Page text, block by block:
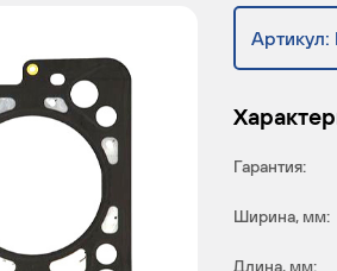
Артикул:
Гарантия:
Ширина, мм:
Длина, мм: